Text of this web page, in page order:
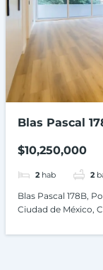
Blas Pascal
$10,250,000
2 hab 2
Blas Pascal 178B,
Ciudad de México,